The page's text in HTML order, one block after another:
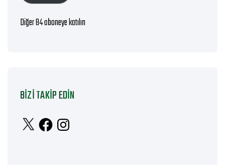
Diğer 84 aboneye katılın
BIZI TAKIP EDIN
X FacebookInstagram